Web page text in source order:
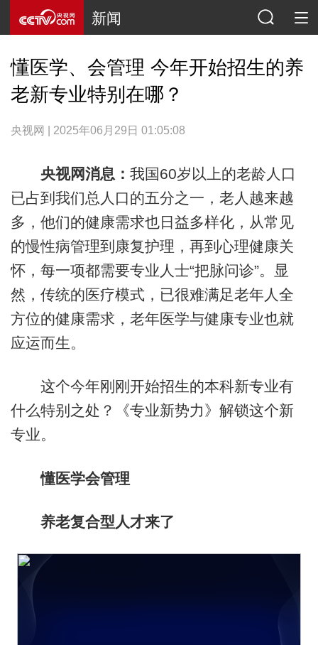
新闻
懂医学、会管理 今年开始招生的养
老新专业特别在哪？
央视网 | 2025年06月29日 01:05:08
央视网消息： 我国60岁以上的老龄人口
已占到我们总人口的五分之一，老人越来越
多，他们的健康需求也日益多样化，从常见
的慢性病管理到康复护理，再到心理健康关
怀，每一项都需要专业人士“把脉问诊”。显
然，传统的医疗模式，已很难满足老年人全
方位的健康需求，老年医学与健康专业也就
应运而生。
这个今年刚刚开始招生的本科新专业有
什么特别之处？《专业新势力》解锁这个新
专业。
懂医学会管理
养老复合型人才来了